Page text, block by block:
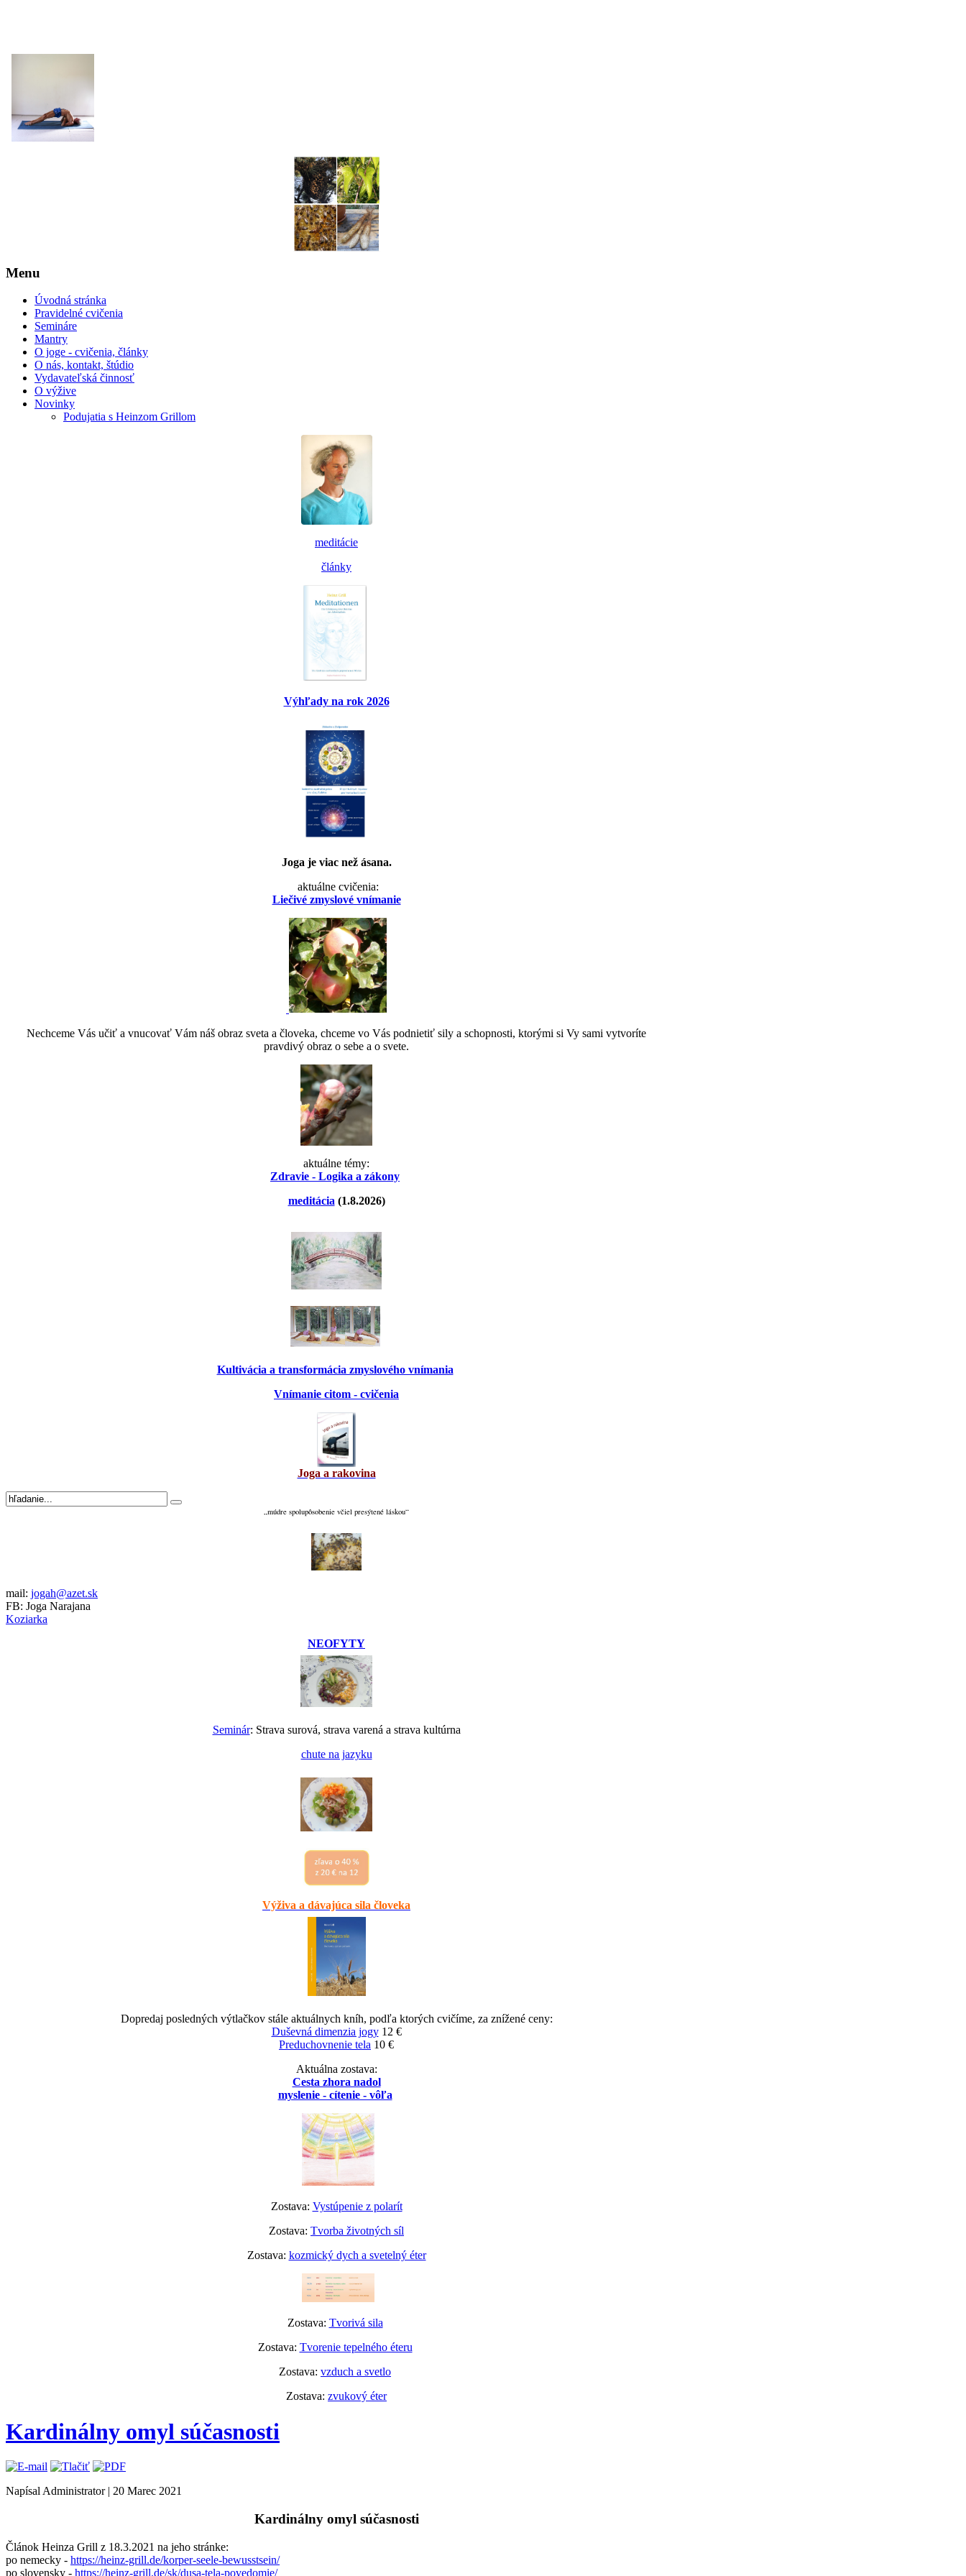
Menu
Úvodná stránka
Pravidelné cvičenia
Semináre
Mantry
O joge - cvičenia, články
O nás, kontakt, štúdio
Vydavateľská činnosť
O výžive
Novinky
Podujatia s Heinzom Grillom
meditácie
články
Výhľady na rok 2026
Joga je viac než ásana.
aktuálne cvičenia:
Liečivé zmyslové vnímanie
Nechceme Vás učiť a vnucovať Vám náš obraz sveta a človeka, chceme vo Vás podnietiť sily a schopnosti, ktorými si Vy sami vytvoríte
pravdivý obraz o sebe a o svete.
aktuálne témy:
Zdravie - Logika a zákony
meditácia(1.8.2026)
Kultivácia a transformácia zmyslového vnímania
Vnímanie citom - cvičenia
Joga a rakovina
„múdre spolupôsobenie včiel presýtené láskou“
mail: jogah@azet.sk
FB: Joga Narajana
Koziarka
NEOFYTY
Seminár: Strava surová, strava varená a strava kultúrna
chute na jazyku
Výživa a dávajúca sila človeka
Dopredaj posledných výtlačkov stále aktuálnych kníh, podľa ktorých cvičíme, za znížené ceny:
Duševná dimenzia jogy12 €
Preduchovnenie tela 10 €
Aktuálna zostava:
Cesta zhora nadol
myslenie - cítenie - vôľa
Zostava: Vystúpenie z polarít
Zostava: Tvorba životných síl
Zostava: kozmický dych a svetelný éter
Zostava: Tvorivá sila
Zostava: Tvorenie tepelného éteru
Zostava: vzduch a svetlo
Zostava: zvukový éter
Kardinálny omyl súčasnosti
Napísal Administrator | 20 Marec 2021
Kardinálny omyl súčasnosti
Článok Heinza Grill z 18.3.2021 na jeho stránke:
po nemecky - https://heinz-grill.de/korper-seele-bewusstsein/
po slovensky - https://heinz-grill.de/sk/dusa-tela-povedomie/